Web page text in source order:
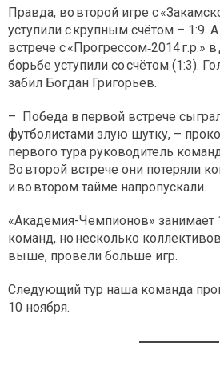
Правда, во второй игре с
уступили с крупным счётом – 1:9.
встрече с «Прогрессом‑2014 г.р.»
борьбе уступили со счётом (1:3).
забил Богдан Григорьев.
– Победа в первой встрече
футболистами злую шутку, –
первого тура руководитель
Во второй встрече они потеряли
и во втором тайме напропускали.
«Академия-Чемпионов» занимает
команд, но несколько
выше, провели больше игр.
Следующий тур наша команда
10 ноября.